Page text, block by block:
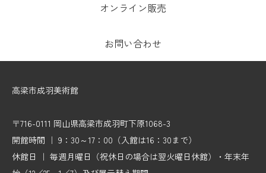
オンライン販売
お問い合わせ
高梁市成羽美術館
〒716-0111 岡山県高梁市成羽町下原1068-3
開館時間 ｜ 9：30～17：00（入館は16：30まで）
休館日 ｜ 毎週月曜日（祝休日の場合は翌火曜日休館）・年末年